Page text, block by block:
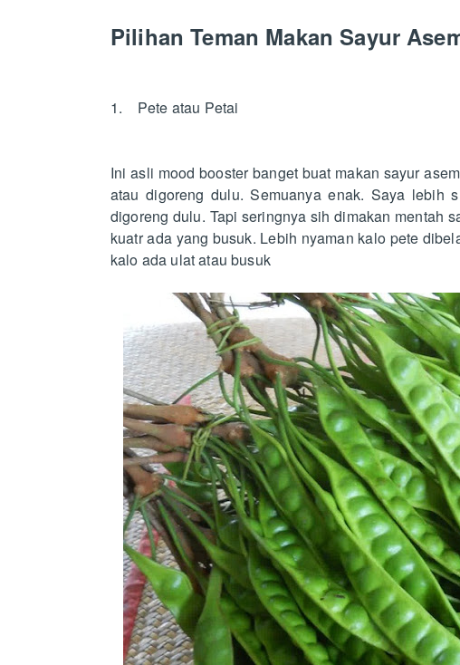
Pilihan Teman Makan Sayur
1. Pete atau Petai
Ini asli mood booster banget buat makan sayur
atau digoreng dulu. Semuanya enak. Saya lebih
digoreng dulu. Tapi seringnya sih dimakan mentah
kuatr ada yang busuk. Lebih nyaman kalo pete
kalo ada ulat atau busuk